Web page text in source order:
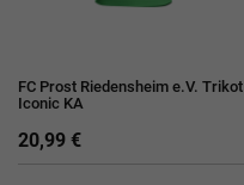
FC Prost Riedensheim e.V. Trikot
Iconic KA
20,99 €